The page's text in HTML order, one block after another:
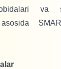
va